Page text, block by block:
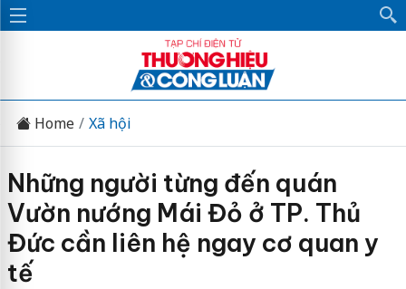
Home Xã hội
Những người từng đến quán
Vườn nướng Mái Đỏ ở TP. Thủ
Đức cần liên hệ ngay cơ quan y
tế